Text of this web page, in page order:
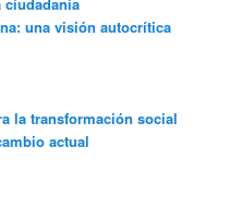
una visión autocrítica
la transformación social
actual